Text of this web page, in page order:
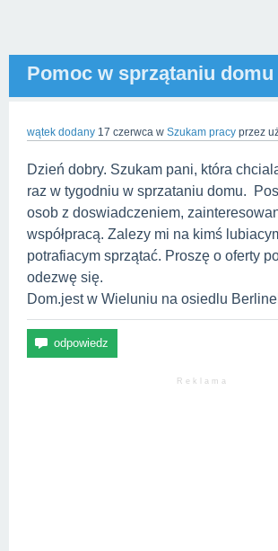
Pomoc w sprzątaniu domu
wątek dodany 17 czerwca w Szukam pracy przez
Dzień dobry. Szukam pani, która
raz w tygodniu w sprzataniu domu.
osob z doswiadczeniem,
współpracą. Zalezy mi na kimś
potrafiacym sprzątać. Proszę o oferty
odezwę się.
Dom.jest w Wieluniu na osiedlu
R e k l a m a